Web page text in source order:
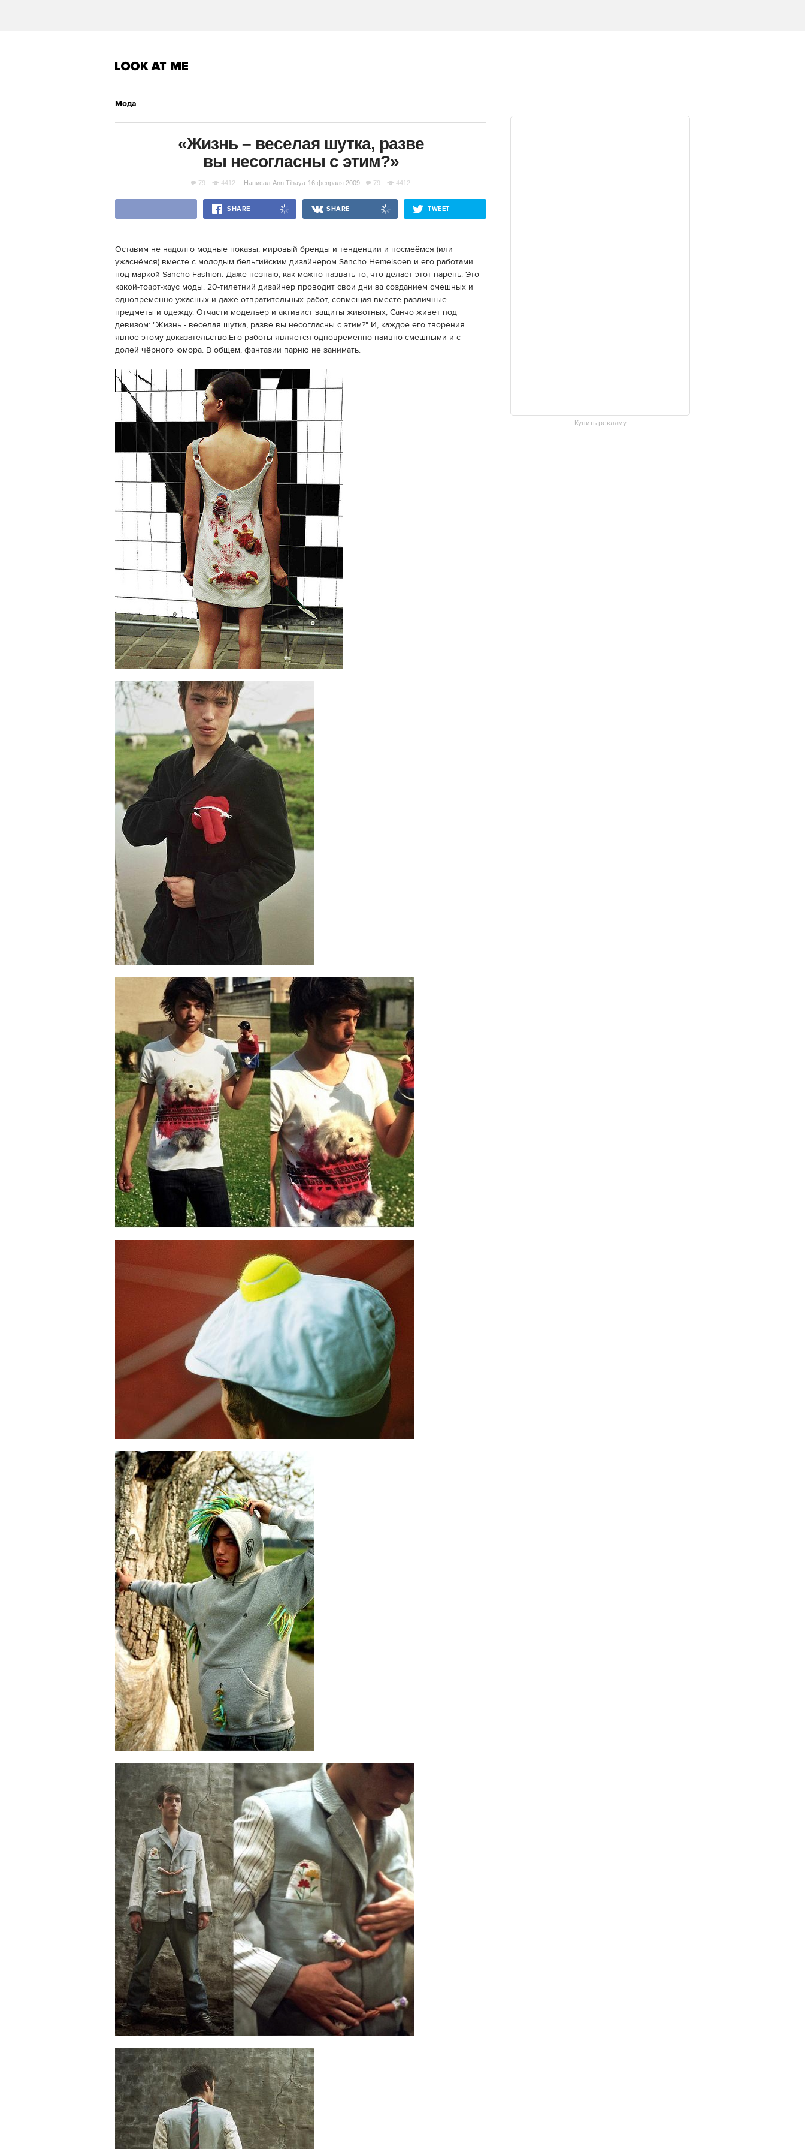
Мода
«Жизнь – веселая шутка, разве
вы несогласны с этим?»
79 4412 Написал Ann Tihaya 16 февраля 2009 79 4412
SHARE SHARE TWEET
Оставим не надолго модные показы, мировый бренды и тенденции и посмеёмся (или
ужаснёмся) вместе с молодым бельгийским дизайнером Sancho Hemelsoen и его работами
под маркой Sancho Fashion. Даже незнаю, как можно назвать то, что делает этот парень. Это
какой-тоарт-хаус моды. 20-тилетний дизайнер проводит свои дни за созданием смешных и
одновременно ужасных и даже отвратительных работ, совмещая вместе различные
предметы и одежду. Отчасти модельер и активист защиты животных, Санчо живет под
девизом: "Жизнь - веселая шутка, разве вы несогласны с этим?" И, каждое его творения
явное этому доказательство.Его работы является одновременно наивно смешными и с
долей чёрного юмора. В общем, фантазии парню не занимать.
Купить рекламу